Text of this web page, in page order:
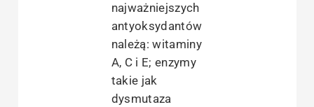
najważniejszych
antyoksydantów
należą: witaminy
A, C i E; enzymy
takie jak
dysmutaza